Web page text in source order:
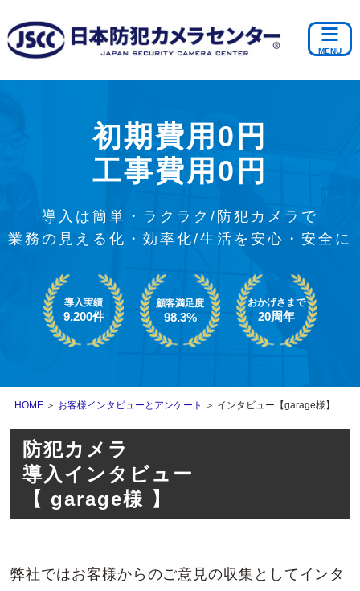
初期費用0円
工事費用0円
導入は簡単・ラクラク/防犯カメラで
業務の見える化・効率化/生活を安心・安全に
導入実績
9,200件
顧客満足度
98.3%
おかげさまで
20周年
HOME ＞ お客様インタビューとアンケート ＞ インタビュー【garage様】
防犯カメラ
導入インタビュー
【 garage様 】
弊社ではお客様からのご意見の収集としてインタ